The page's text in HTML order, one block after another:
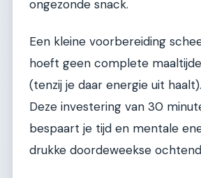
ongezonde snack.
Een kleine voorbereiding
hoeft geen complete
(tenzij je daar energie uit
Deze investering van 30
bespaart je tijd en mentale
drukke doordeweekse